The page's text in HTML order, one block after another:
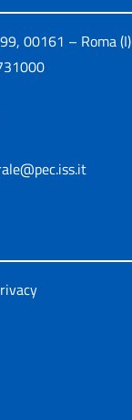
00161 – Roma (I)